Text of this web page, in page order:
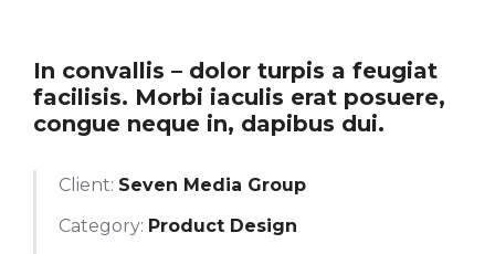
In convallis – dolor turpis a feugiat
facilisis. Morbi iaculis erat posuere,
congue neque in, dapibus dui.
Client: Seven Media Group
Category: Product Design